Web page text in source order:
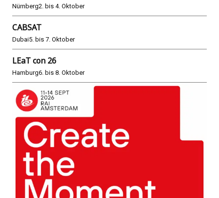
Nürnberg2. bis 4. Oktober
CABSAT
Dubai5. bis 7. Oktober
LEaT con 26
Hamburg6. bis 8. Oktober